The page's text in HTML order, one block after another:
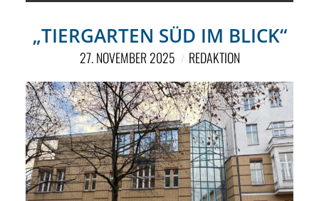
ÜBER UNS
RUBRIKEN
NETZWERK
SPONSORING
KONTAKT
„TIERGARTEN SÜD IM BLICK“
27. NOVEMBER 2025 REDAKTION